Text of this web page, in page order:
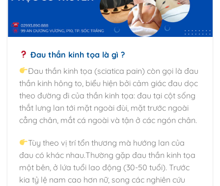
Đau thần kinh tọa là gì ?
Đau thần kinh tọa (sciatica pain) còn gọi là đau
thần kinh hông to, biểu hiện bởi cảm giác đau dọc
theo đường đi của thần kinh tọa: đau tại cột sống
thắt lưng lan tới mặt ngoài đùi, mặt trước ngoài
cẳng chân, mắt cá ngoài và tận ở các ngón chân.
Tùy theo vị trí tổn thương mà hướng lan của
đau có khác nhau.Thường gặp đau thần kinh tọa
một bên, ở lứa tuổi lao động (30-50 tuổi). Trước
kia tỷ lệ nam cao hơn nữ, song các nghiên cứu